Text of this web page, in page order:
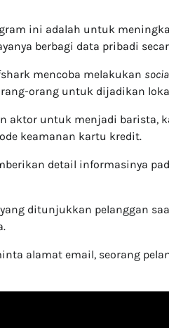
ini adalah untuk
berbagi data pribadi
mencoba melakukan
orang untuk dijadikan
aktor untuk menjadi barista,
keamanan kartu kredit.
detail informasinya
ditunjukkan pelanggan
alamat email, seorang